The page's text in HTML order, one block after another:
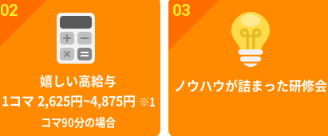
02
嬉しい高給与
1コマ 2,625円~4,875円
※1
コマ90分の場合
03
ノウハウが詰まった研修会